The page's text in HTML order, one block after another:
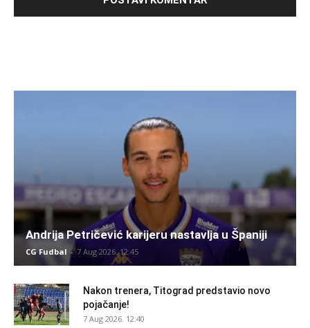
Andrija Petričević karijeru nastavlja u Španiji
CG Fudbal - 7 Aug 2026. 12:45
Nakon trenera, Titograd predstavio novo
pojačanje!
7 Aug 2026. 12:40